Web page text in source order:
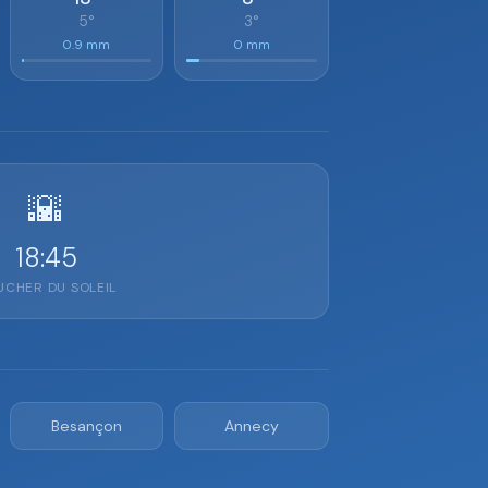
5°
0.9 mm
3°
0 mm
🌇
18:45
DU SOLEIL
Besançon Annecy